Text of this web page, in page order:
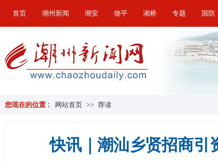
首页 潮州新闻 潮安 饶平 湘桥 专题 国防
您现在的位置 : 网站首页 >> 荐读
快讯｜潮汕乡贤招商引